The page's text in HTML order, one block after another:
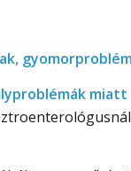
miatt